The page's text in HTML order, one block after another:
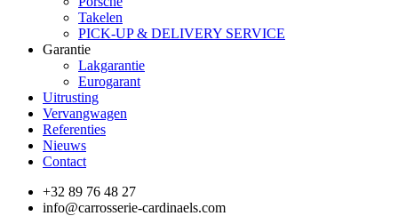
Takelen
PICK-UP & DELIVERY SERVICE
Garantie
Lakgarantie
Eurogarant
Uitrusting
Vervangwagen
Referenties
Nieuws
Contact
+32 89 76 48 27
info@carrosserie-cardinaels.com